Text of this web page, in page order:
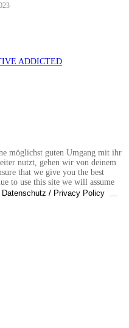
ADDICTED
möglichst guten Umgang mit ihr
nutzt, gehen wir von deinem
that we give you the best
to use this site we will assume
Datenschutz / Privacy Policy